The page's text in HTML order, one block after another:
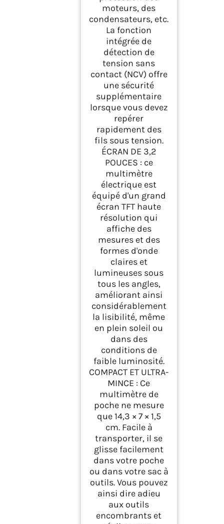
moteurs, des
condensateurs, etc.
La fonction
intégrée de
détection de
tension sans
contact (NCV) offre
une sécurité
supplémentaire
lorsque vous devez
repérer
rapidement des
fils sous tension.
ÉCRAN DE 3,2
POUCES : ce
multimètre
électrique est
équipé d'un grand
écran TFT haute
résolution qui
affiche des
mesures et des
formes d'onde
claires et
lumineuses sous
tous les angles,
améliorant ainsi
considérablement
la lisibilité, même
en plein soleil ou
dans des
conditions de
faible luminosité.
COMPACT ET ULTRA-
MINCE : Ce
multimètre de
poche ne mesure
que 14,3 × 7 × 1,5
cm. Facile à
transporter, il se
glisse facilement
dans votre poche
ou dans votre sac à
outils. Vous pouvez
ainsi dire adieu
aux outils
encombrants et